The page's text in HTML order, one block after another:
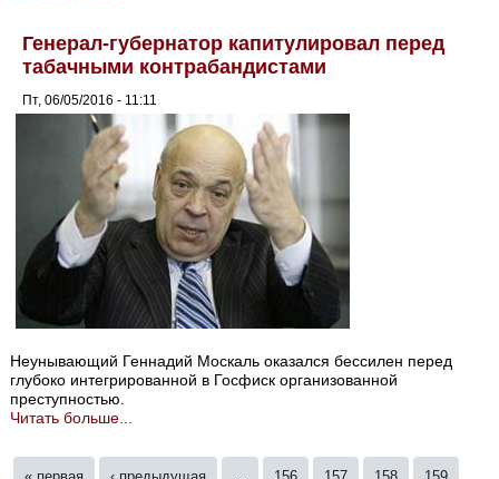
Генерал-губернатор капитулировал перед
табачными контрабандистами
Пт, 06/05/2016 - 11:11
Неунывающий Геннадий Москаль оказался бессилен перед
глубоко интегрированной в Госфиск организованной
преступностью.
Читать больше...
Страницы